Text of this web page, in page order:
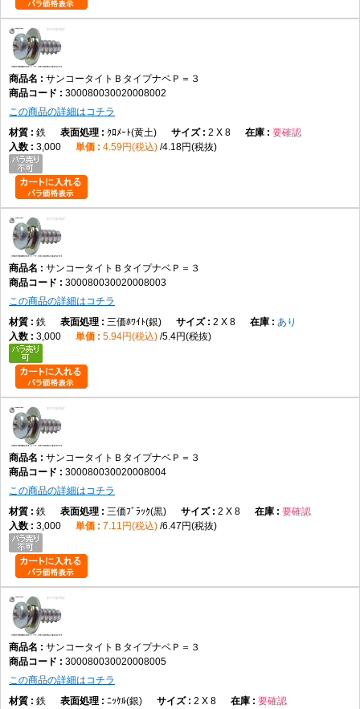
サンコータイトＢタイプナベＰ＝３
300080030020008002
この商品の詳細はコチラ
鉄
ｸﾛﾒｰﾄ(黄土) 2 X 8
要確認
3,000
4.59円(税込) 4.18円(税抜)
サンコータイトＢタイプナベＰ＝３
300080030020008003
この商品の詳細はコチラ
鉄
三価ﾎﾜｲﾄ(銀) 2 X 8
あり
3,000
5.94円(税込) 5.4円(税抜)
サンコータイトＢタイプナベＰ＝３
300080030020008004
この商品の詳細はコチラ
鉄
三価ﾌﾞﾗｯｸ(黒) 2 X 8
要確認
3,000
7.11円(税込) 6.47円(税抜)
サンコータイトＢタイプナベＰ＝３
300080030020008005
この商品の詳細はコチラ
鉄
ﾆｯｹﾙ(銀) 2 X 8
要確認